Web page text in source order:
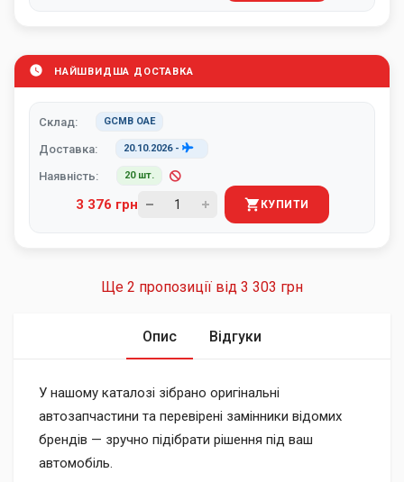
НАЙШВИДША ДОСТАВКА
Склад: GCMB ОАЕ
Доставка: 20.10.2026-
Наявність: 20 шт.
3 376 грн КУПИТИ
Ще 2 пропозиції від 3 303 грн
Опис Відгуки
У нашому каталозі зібрано оригінальні
автозапчастини та перевірені замінники відомих
брендів — зручно підібрати рішення під ваш
автомобіль.